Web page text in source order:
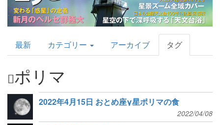
AstroArts
Topics
最新 カテゴリー アーカイブ タグ
ポリマ
2022年4月15日 おとめ座γ星ポリマの食
2022/04/08